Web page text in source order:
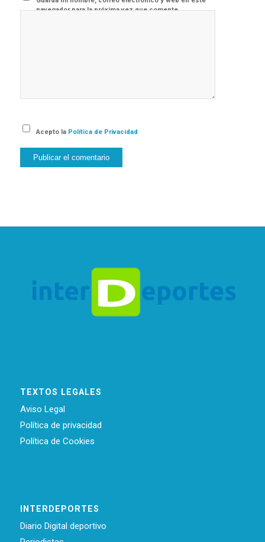
navegador para la próxima vez que comente.
Acepto la Política de Privacidad
TEXTOS LEGALES
Aviso Legal
Política de privacidad
Política de Cookies
INTERDEPORTES
Diario Digital deportivo